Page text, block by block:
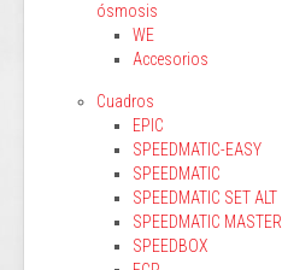
ósmosis
WE
Accesorios
Cuadros
EPIC
SPEEDMATIC-EASY
SPEEDMATIC
SPEEDMATIC SET ALT
SPEEDMATIC MASTER
SPEEDBOX